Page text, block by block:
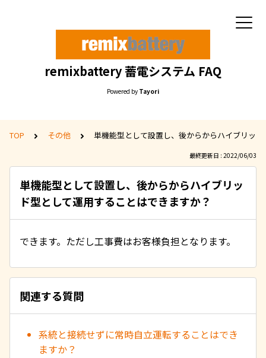
remixbattery 蓄電システム FAQ
Powered by Tayori
TOP その他 単機能型として設置し、後からからハイブリッ
最終更新日 : 2022/06/03
単機能型として設置し、後からからハイブリッ
ド型として運用することはできますか？
できます。ただし工事費はお客様負担となります。
関連する質問
系統と接続せずに常時自立運転することはでき
ますか？